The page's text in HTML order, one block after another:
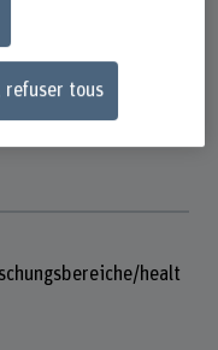
healt
refuser tous